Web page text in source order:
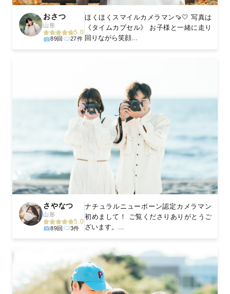
おさつ
山形
5.0
89回 27件
ほくほくスマイルカメラマン🍠🤍 写真は
《タイムカプセル》 お子様と一緒に走り
回りながら笑顔...
さやなつ
山形
5.0
89回 3件
ナチュラルニューボーン認定カメラマン
初めまして！ ご覧くださりありがとうご
ざいます。...